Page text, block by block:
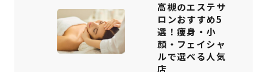
高槻のエステサ
ロンおすすめ5
選！痩身・小
顔・フェイシャ
ルで選べる人気
店